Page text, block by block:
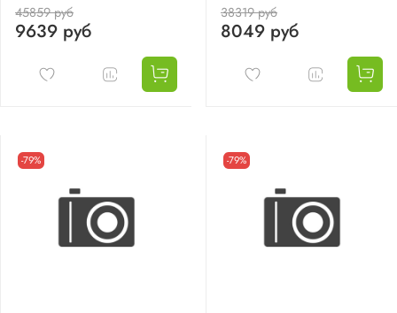
45859 руб
9639 руб
38319 руб
8049 руб
-79% -79%